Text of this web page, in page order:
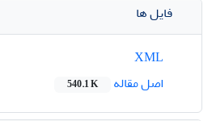
فایل ها
اصل مقاله
540.1 K